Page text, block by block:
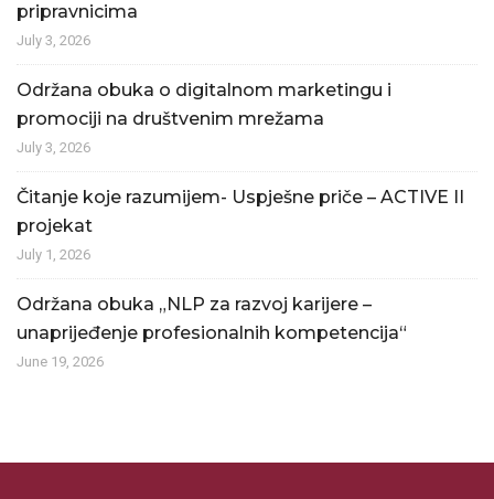
pripravnicima
July 3, 2026
Održana obuka o digitalnom marketingu i
promociji na društvenim mrežama
July 3, 2026
Čitanje koje razumijem- Uspješne priče – ACTIVE II
projekat
July 1, 2026
Održana obuka „NLP za razvoj karijere –
unaprijeđenje profesionalnih kompetencija“
June 19, 2026